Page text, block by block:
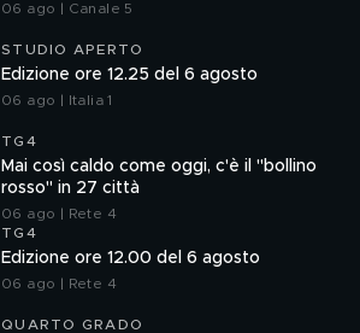
06 ago | Canale 5
STUDIO APERTO
Edizione ore 12.25 del 6 agosto
06 ago | Italia 1
TG4
Mai così caldo come oggi, c'è il "bollino
rosso" in 27 città
06 ago | Rete 4
TG4
Edizione ore 12.00 del 6 agosto
06 ago | Rete 4
QUARTO GRADO